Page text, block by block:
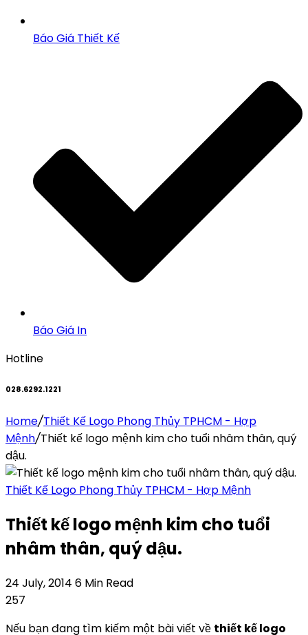
Báo Giá Thiết Kế
Báo Giá In
Hotline
028.6292.1221
Home/Thiết Kế Logo Phong Thủy TPHCM - Hợp
Mệnh/Thiết kế logo mệnh kim cho tuổi nhâm thân, quý
dậu.
Thiết Kế Logo Phong Thủy TPHCM - Hợp Mệnh
Thiết kế logo mệnh kim cho tuổi
nhâm thân, quý dậu.
24 July, 2014 6 Min Read
257
Nếu bạn đang tìm kiếm một bài viết về thiết kế logo